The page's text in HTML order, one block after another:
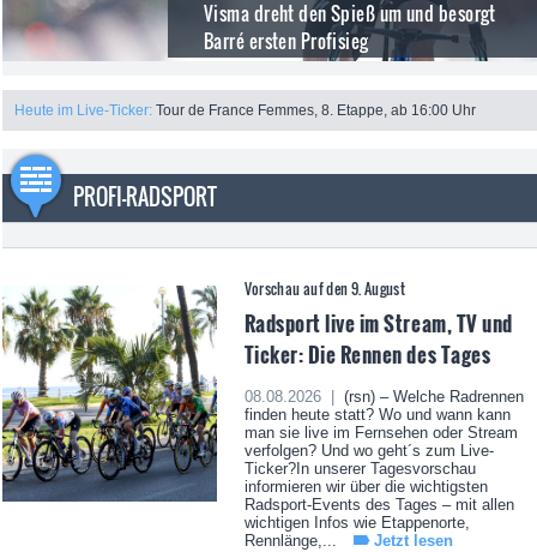
Visma dreht den Spieß um und besorgt
Barré ersten Profisieg
Heute im Live-Ticker: Tour de France Femmes, 8. Etappe, ab 16:00 Uhr
PROFI-RADSPORT
Vorschau auf den 9. August
Radsport live im Stream, TV und
Ticker: Die Rennen des Tages
08.08.2026 |
(rsn) – Welche Radrennen
finden heute statt? Wo und wann kann
man sie live im Fernsehen oder Stream
verfolgen? Und wo geht´s zum Live-
Ticker?In unserer Tagesvorschau
informieren wir über die wichtigsten
Radsport-Events des Tages – mit allen
wichtigen Infos wie Etappenorte,
Rennlänge,...
Jetzt lesen